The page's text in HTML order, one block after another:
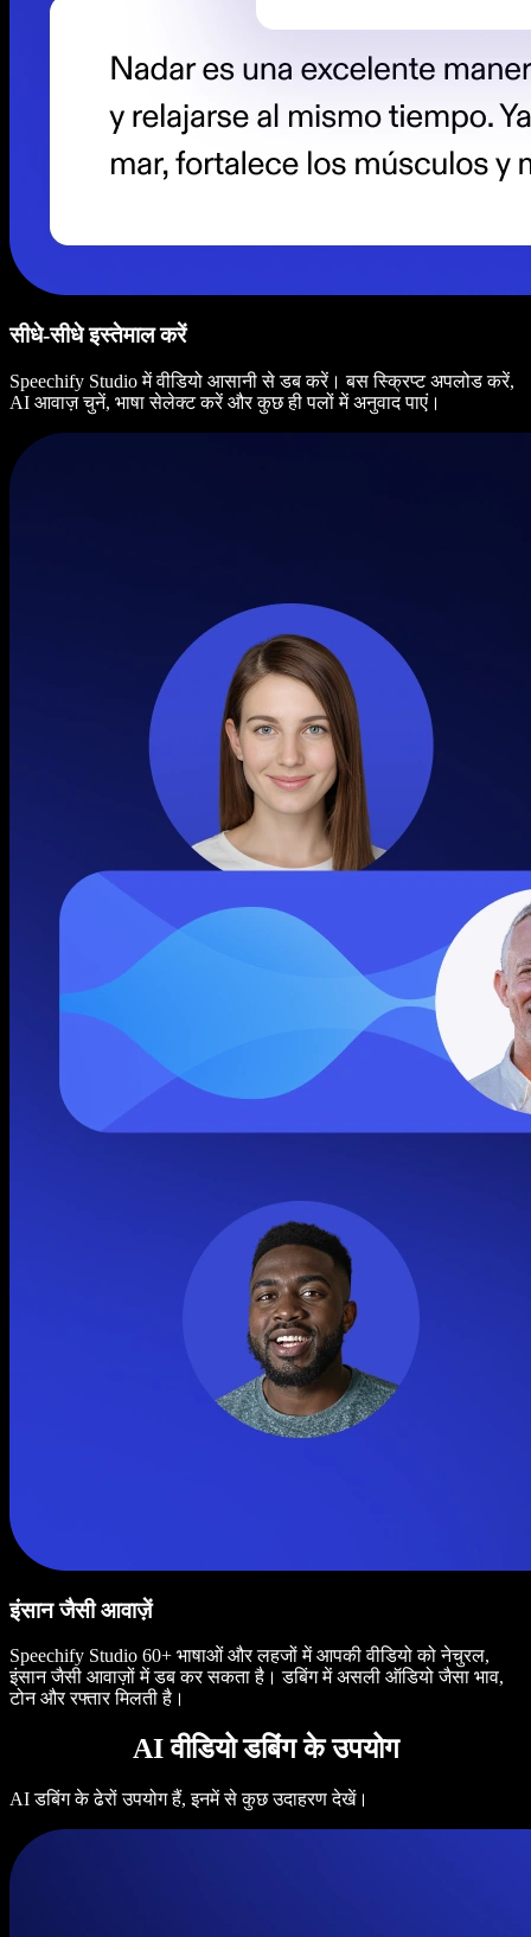
सीधे-सीधे इस्तेमाल करें
Speechify Studio में वीडियो आसानी से डब करें। बस स्क्रिप्ट अपलोड करें,
AI आवाज़ चुनें, भाषा सेलेक्ट करें और कुछ ही पलों में अनुवाद पाएं।
इंसान जैसी आवाज़ें
Speechify Studio 60+ भाषाओं और लहजों में आपकी वीडियो को नेचुरल,
इंसान जैसी आवाज़ों में डब कर सकता है। डबिंग में असली ऑडियो जैसा भाव,
टोन और रफ्तार मिलती है।
AI वीडियो डबिंग के उपयोग
AI डबिंग के ढेरों उपयोग हैं, इनमें से कुछ उदाहरण देखें।